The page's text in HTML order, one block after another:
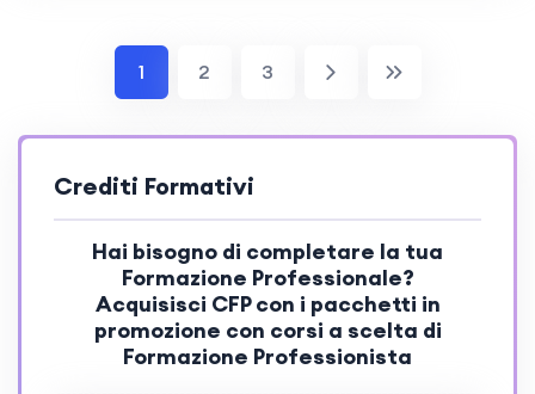
1 2 3
Crediti Formativi
Hai bisogno di completare la tua
Formazione Professionale?
Acquisisci CFPcon i pacchetti in
promozione con corsi a scelta di
Formazione Professionista